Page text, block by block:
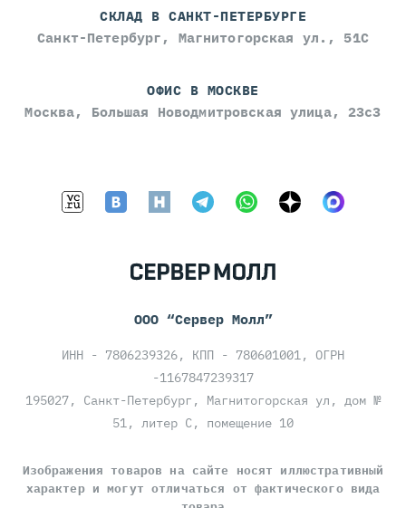
СКЛАД В САНКТ-ПЕТЕРБУРГЕ
Санкт-Петербург, Магнитогорская ул., 51С
ОФИС В МОСКВЕ
Москва, Большая Новодмитровская улица, 23с3
ООО “Сервер Молл”
ИНН - 7806239326, КПП - 780601001, ОГРН
-1167847239317
195027, Санкт-Петербург, Магнитогорская ул, дом №
51, литер С, помещение 10
Изображения товаров на сайте носят иллюстративный
характер и могут отличаться от фактического вида